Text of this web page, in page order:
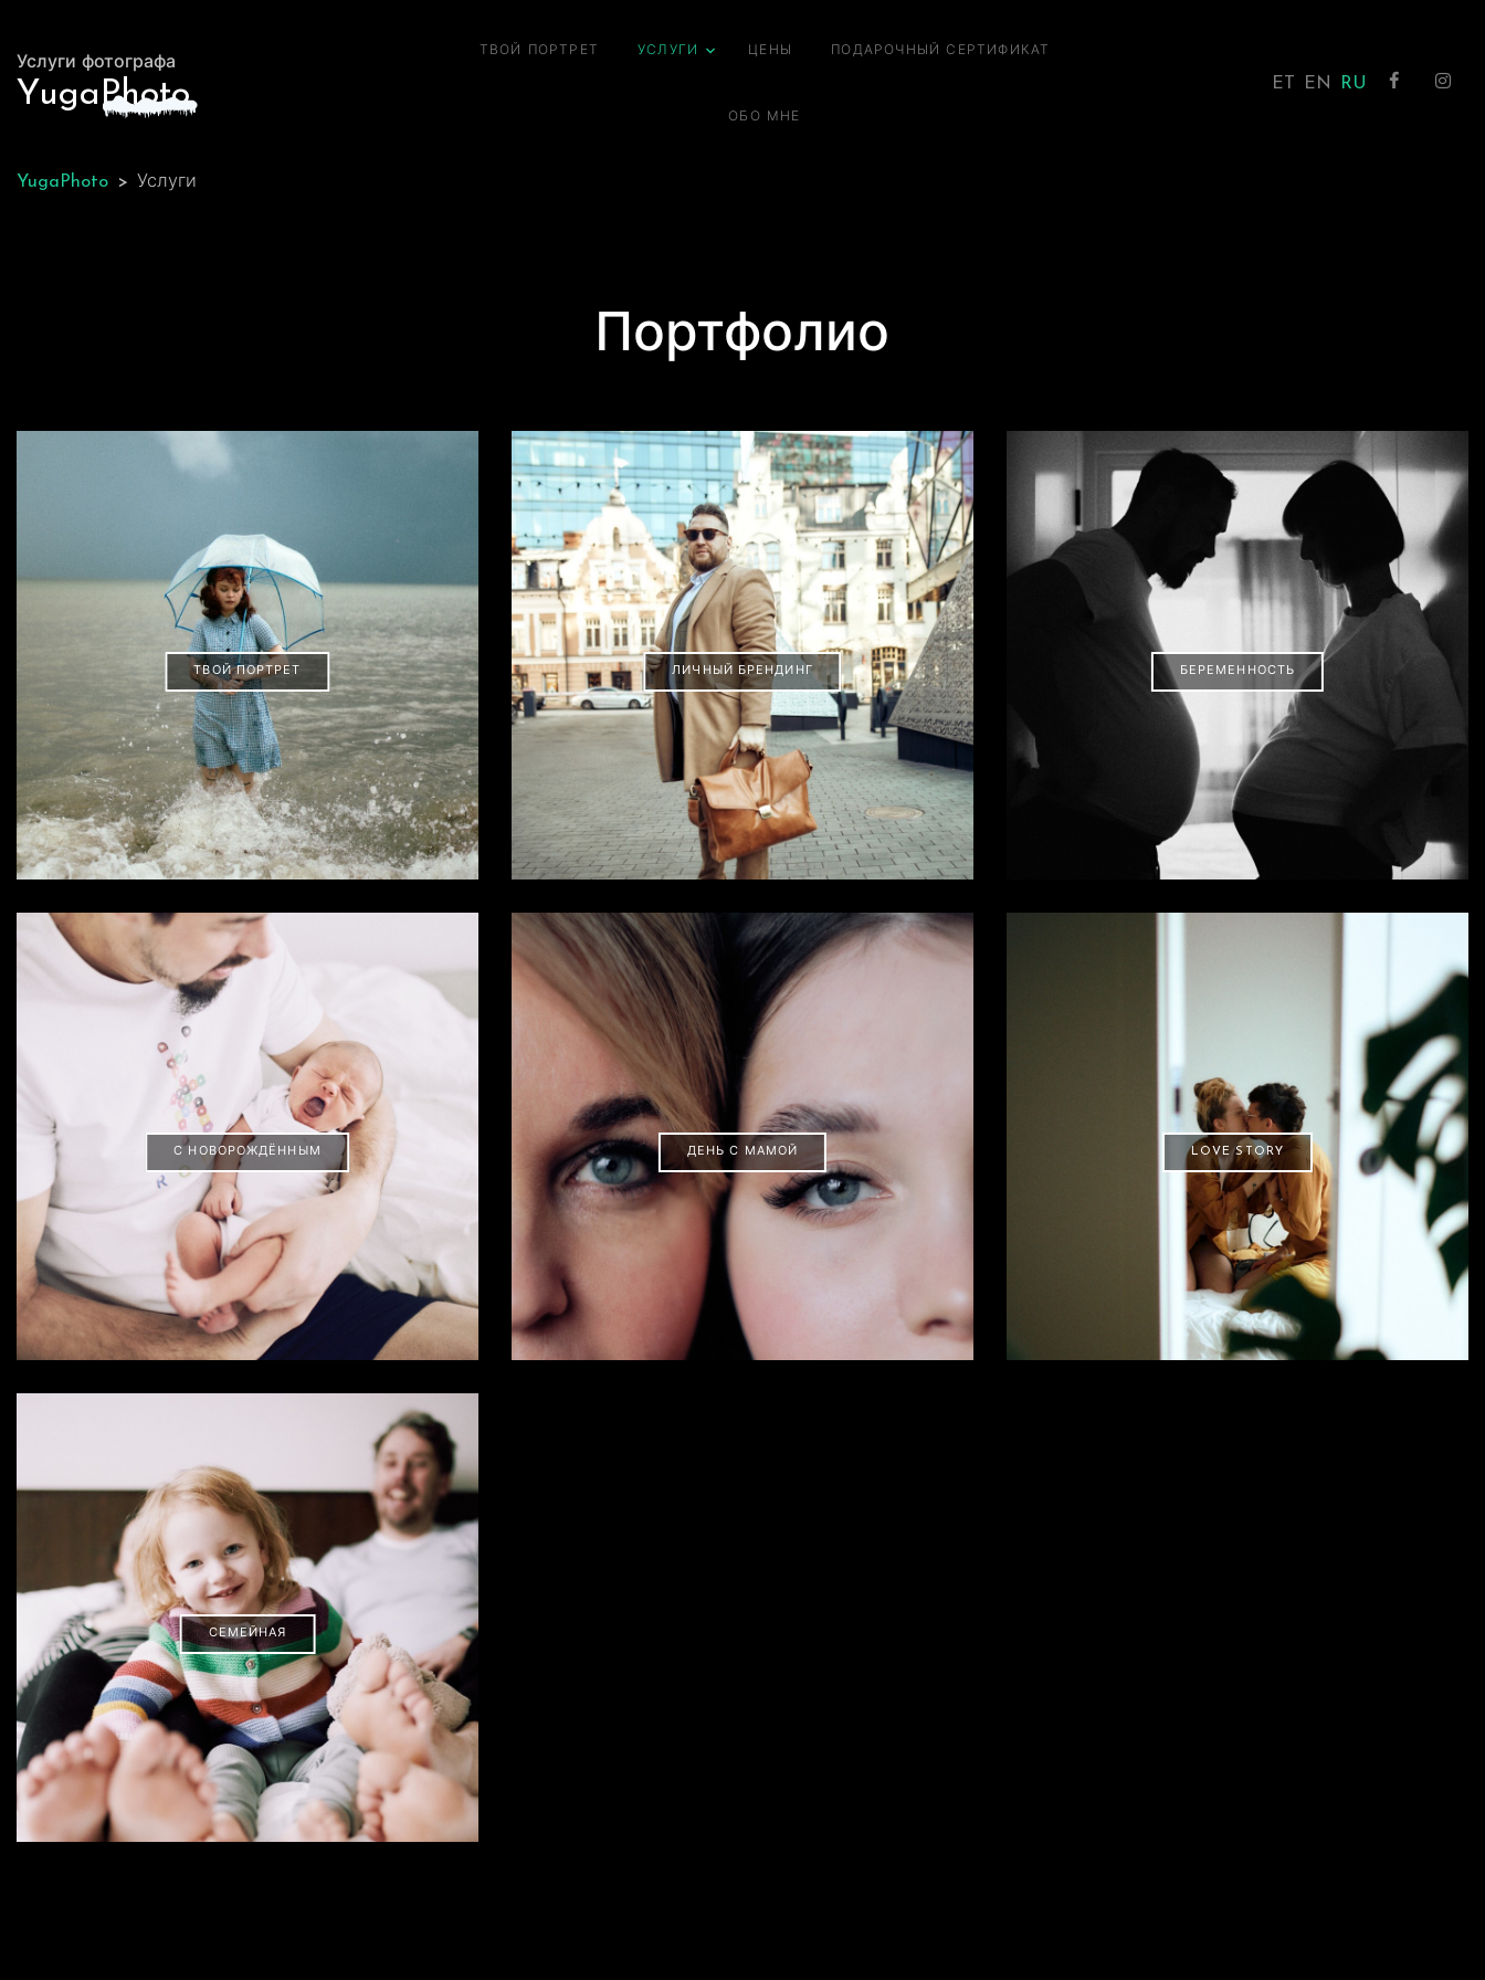
Услуги фотографа
YugaPhoto
ТВОЙ ПОРТРЕТ УСЛУГИ ЦЕНЫ ПОДАРОЧНЫЙ СЕРТИФИКАТ
ОБО МНЕ
ET EN RU
YugaPhoto > Услуги
Портфолио
ТВОЙ ПОРТРЕТ ЛИЧНЫЙ БРЕНДИНГ БЕРЕМЕННОСТЬ
С НОВОРОЖДЁННЫМ ДЕНЬ С МАМОЙ LOVE STORY
СЕМЕЙНАЯ